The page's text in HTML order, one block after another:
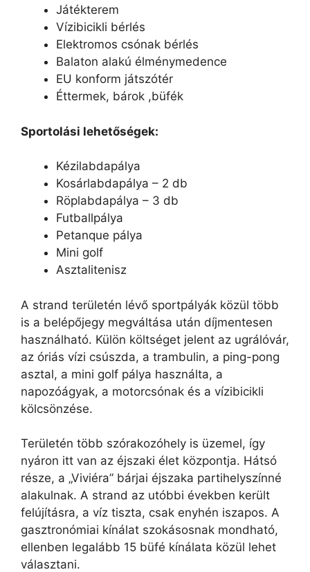
Játékterem
Vízibicikli bérlés
Elektromos csónak bérlés
Balaton alakú élménymedence
EU konform játszótér
Éttermek, bárok ,büfék
Sportolási lehetőségek:
Kézilabdapálya
Kosárlabdapálya – 2 db
Röplabdapálya – 3 db
Futballpálya
Petanque pálya
Mini golf
Asztalitenisz
A strand területén lévő sportpályák közül több
is a belépőjegy megváltása után díjmentesen
használható. Külön költséget jelent az ugrálóvár,
az óriás vízi csúszda, a trambulin, a ping-pong
asztal, a mini golf pálya használta, a
napozóágyak, a motorcsónak és a vízibicikli
kölcsönzése.
Területén több szórakozóhely is üzemel, így
nyáron itt van az éjszaki élet központja. Hátsó
része, a „Viviéra” bárjai éjszaka partihelyszínné
alakulnak. A strand az utóbbi években került
felújításra, a víz tiszta, csak enyhén iszapos. A
gasztronómiai kínálat szokásosnak mondható,
ellenben legalább 15 büfé kínálata közül lehet
választani.